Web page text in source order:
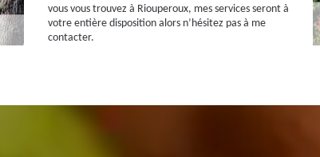
vous vous trouvez à Riouperoux, mes services seront à
votre entière disposition alors n’hésitez pas à me
contacter.